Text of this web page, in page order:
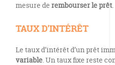
mesure de rembourser le prêt.
TAUX D’INTÉRÊT
Le taux d’intérêt d’un prêt
variable. Un taux fixe reste